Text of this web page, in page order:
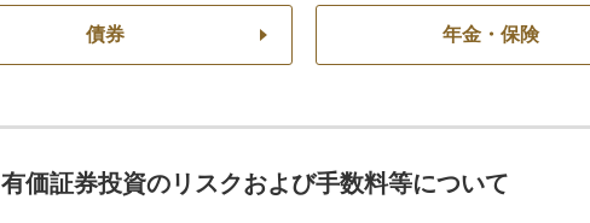
債券 年金・保険
有価証券投資のリスクおよび手数料等について